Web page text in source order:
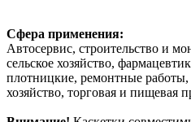
Сфера применения:
Автосервис, cтроительство и
сельское хозяйство,
плотницкие, ремонтные
хозяйство, торговая и пищевая